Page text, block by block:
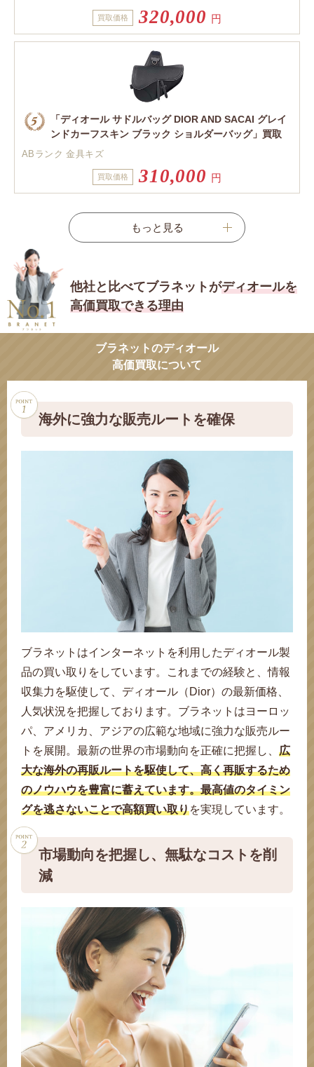
買取価格 320,000 円
「ディオール サドルバッグ DIOR AND SACAI グレイ
ンドカーフスキン ブラック ショルダーバッグ」買取
ABランク 金具キズ
買取価格 310,000 円
他社と比べてブラネットがディオールを
高価買取できる理由
ブラネットのディオール
高価買取について
海外に強力な販売ルートを確保
ブラネットはインターネットを利用したディオール製
品の買い取りをしています。これまでの経験と、情報
収集力を駆使して、ディオール（Dior）の最新価格、
人気状況を把握しております。ブラネットはヨーロッ
パ、アメリカ、アジアの広範な地域に強力な販売ルー
トを展開。最新の世界の市場動向を正確に把握し、 広
大な海外の再販ルートを駆使して、高く再販するため
のノウハウを豊富に蓄えています。最高値のタイミン
グを逃さないことで高額買い取りを実現しています。
市場動向を把握し、無駄なコストを削
減